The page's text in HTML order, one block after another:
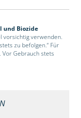
und Biozide
vorsichtig verwenden.
zu befolgen.“ Für
Gebrauch stets